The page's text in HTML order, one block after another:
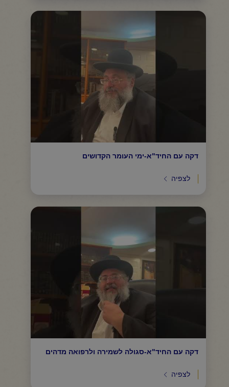
דקה עם החיד"א-ימי העומר הקדושים
לצפיה
דקה עם החיד"א-סגולה לשמירה ולרפואה מדהים
לצפיה